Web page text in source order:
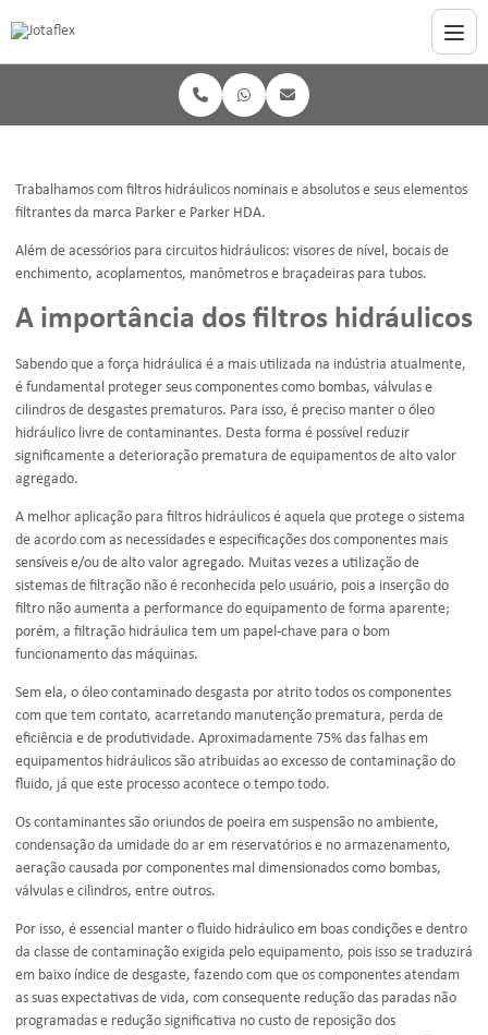
Trabalhamos com filtros hidráulicos nominais e absolutos e seus elementos
filtrantes da marca Parker e Parker HDA.
Além de acessórios para circuitos hidráulicos: visores de nível, bocais de
enchimento, acoplamentos, manômetros e braçadeiras para tubos.
A importância dos filtros hidráulicos
Sabendo que a força hidráulica é a mais utilizada na indústria atualmente,
é fundamental proteger seus componentes como bombas, válvulas e
cilindros de desgastes prematuros. Para isso, é preciso manter o óleo
hidráulico livre de contaminantes. Desta forma é possível reduzir
significamente a deterioração prematura de equipamentos de alto valor
agregado.
A melhor aplicação para filtros hidráulicos é aquela que protege o sistema
de acordo com as necessidades e especificações dos componentes mais
sensíveis e/ou de alto valor agregado. Muitas vezes a utilização de
sistemas de filtração não é reconhecida pelo usuário, pois a inserção do
filtro não aumenta a performance do equipamento de forma aparente;
porém, a filtração hidráulica tem um papel-chave para o bom
funcionamento das máquinas.
Sem ela, o óleo contaminado desgasta por atrito todos os componentes
com que tem contato, acarretando manutenção prematura, perda de
eficiência e de produtividade. Aproximadamente 75% das falhas em
equipamentos hidráulicos são atribuidas ao excesso de contaminação do
fluido, já que este processo acontece o tempo todo.
Os contaminantes são oriundos de poeira em suspensão no ambiente,
condensação da umidade do ar em reservatórios e no armazenamento,
aeração causada por componentes mal dimensionados como bombas,
válvulas e cilindros, entre outros.
Por isso, é essencial manter o fluido hidráulico em boas condições e dentro
da classe de contaminação exigida pelo equipamento, pois isso se traduzirá
em baixo índice de desgaste, fazendo com que os componentes atendam
as suas expectativas de vida, com consequente redução das paradas não
programadas e redução significativa no custo de reposição dos